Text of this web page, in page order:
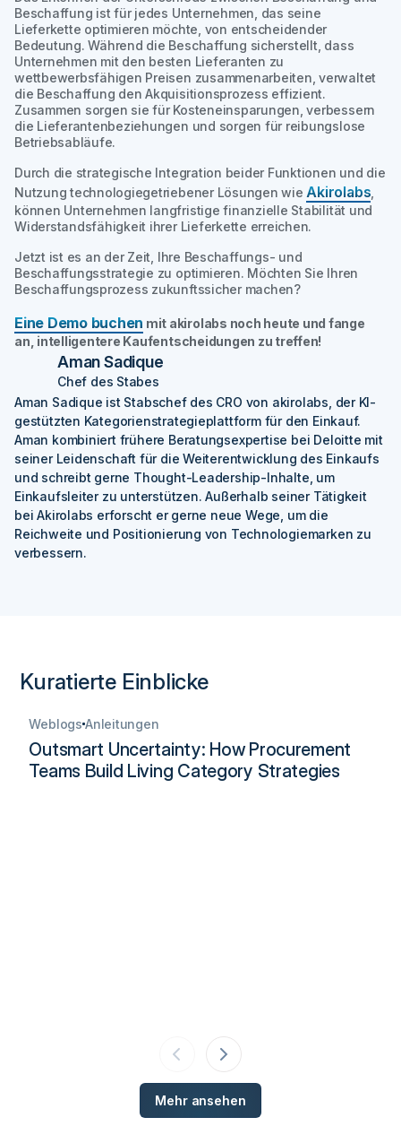
Beschaffung ist für jedes Unternehmen, das seine
Lieferkette optimieren möchte, von entscheidender
Bedeutung. Während die Beschaffung sicherstellt, dass
Unternehmen mit den besten Lieferanten zu
wettbewerbsfähigen Preisen zusammenarbeiten, verwaltet
die Beschaffung den Akquisitionsprozess effizient.
Zusammen sorgen sie für Kosteneinsparungen, verbessern
die Lieferantenbeziehungen und sorgen für reibungslose
Betriebsabläufe.
Durch die strategische Integration beider Funktionen und die
Nutzung technologiegetriebener Lösungen wie Akirolabs
können Unternehmen langfristige finanzielle Stabilität und
Widerstandsfähigkeit ihrer Lieferkette erreichen.
Jetzt ist es an der Zeit, Ihre Beschaffungs- und
Beschaffungsstrategie zu optimieren. Möchten Sie Ihren
Beschaffungsprozess zukunftssicher machen?
Eine Demo buchen mit akirolabs noch heute und fange
an, intelligentere Kaufentscheidungen zu treffen!
Aman Sadique
Chef des Stabes
Aman Sadique ist Stabschef des CRO von akirolabs, der KI-
gestützten Kategorienstrategieplattform für den Einkauf.
Aman kombiniert frühere Beratungsexpertise bei Deloitte mit
seiner Leidenschaft für die Weiterentwicklung des Einkaufs
und schreibt gerne Thought-Leadership-Inhalte, um
Einkaufsleiter zu unterstützen. Außerhalb seiner Tätigkeit
bei Akirolabs erforscht er gerne neue Wege, um die
Reichweite und Positionierung von Technologiemarken zu
verbessern.
Kuratierte Einblicke
Weblogs Anleitungen
Outsmart Uncertainty: How Procurement
Teams Build Living Category Strategies
Mehr ansehen